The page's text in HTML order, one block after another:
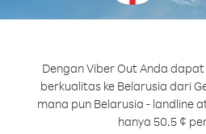
Dengan Viber Out Anda
berkualitas ke Belarusia dari
mana pun Belarusia - landline
hanya 50.5 ¢